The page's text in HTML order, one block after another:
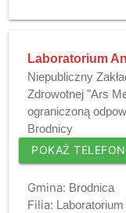
Laboratorium
Niepubliczny
Zdrowotnej "Ars
ograniczoną
Brodnicy
POKAŻ TELEFON
Gmina: Brodnica
Filia: